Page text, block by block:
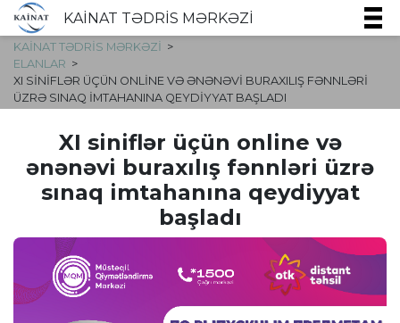
KAİNAT TƏDRİS MƏRKƏZİ
KAİNAT TƏDRİS MƏRKƏZİ
ELANLAR
XI SINIFLƏR ÜÇÜN ONLINE VƏ ƏNƏNƏVI BURAXILIŞ FƏNNLƏRI
ÜZRƏ SINAQ IMTAHANINA QEYDIYYAT BAŞLADI
XI siniflər üçün online və
ənənəvi buraxılış fənnləri üzrə
sınaq imtahanına qeydiyyat
başladı